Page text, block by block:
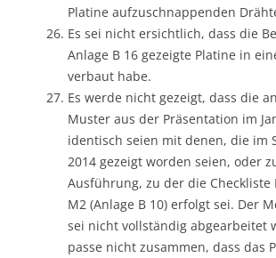
Platine aufzuschnappenden
Es sei nicht ersichtlich, dass die
Anlage B 16 gezeigte Platine in
verbaut habe.
Es werde nicht gezeigt, dass die
Muster aus der Präsentation im
identisch seien mit denen, die im
2014 gezeigt worden seien, oder
Ausführung, zu der die Checkliste
M2 (Anlage B 10) erfolgt sei. Der
sei nicht vollständig abgearbeitet
passe nicht zusammen, dass das